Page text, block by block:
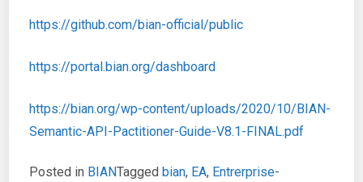
https://github.com/bian-official/public
https://portal.bian.org/dashboard
https://bian.org/wp-content/uploads/2020/10/BIAN-
Semantic-API-Pactitioner-Guide-V8.1-FINAL.pdf
Posted in BIANTagged bian, EA, Entrerprise-